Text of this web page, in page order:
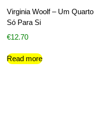
Virginia Woolf – Um Quarto
Só Para Si
€12.70
Read more